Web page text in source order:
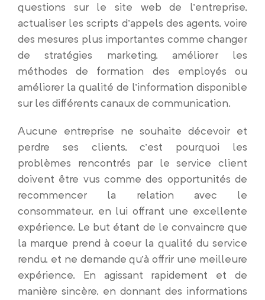
questions sur le site web de l’entreprise,
actualiser les scripts d’appels des agents, voire
des mesures plus importantes comme changer
de stratégies marketing, améliorer les
méthodes de formation des employés ou
améliorer la qualité de l’information disponible
sur les différents canaux de communication.
Aucune entreprise ne souhaite décevoir et
perdre ses clients, c’est pourquoi les
problèmes rencontrés par le service client
doivent être vus comme des opportunités de
recommencer la relation avec le
consommateur, en lui offrant une excellente
expérience. Le but étant de le convaincre que
la marque prend à coeur la qualité du service
rendu, et ne demande qu’à offrir une meilleure
expérience. En agissant rapidement et de
manière sincère, en donnant des informations